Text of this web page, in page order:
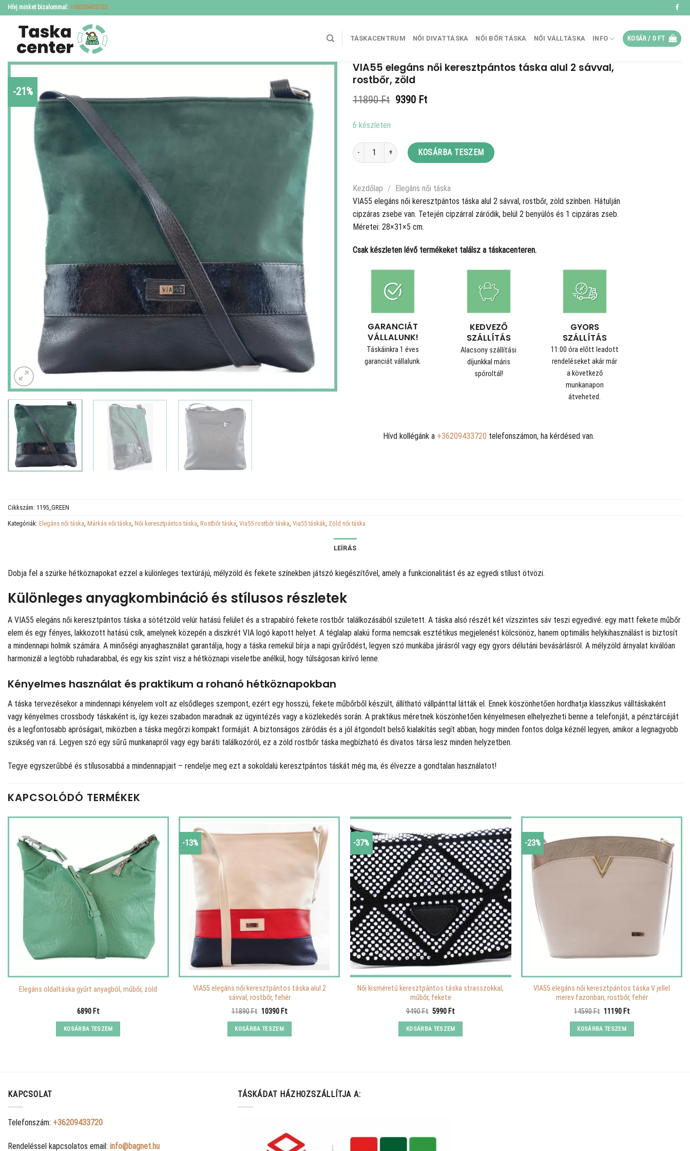
Skip
to
content
Hívj minket bizalommal: +36209433720
TÁSKACENTRUM NŐI DIVATTÁSKA NŐI BŐR TÁSKA NŐI VÁLLTÁSKA INFO KOSÁR / 0 FT
-21%
VIA55 elegáns női keresztpántos táska alul 2 sávval,
rostbőr, zöld
11890Ft Original
9390 FtCurrent
6 készleten
VIA55 elegáns női keresztpántos táska alul 2 sávval, rostbőr, zöld mennyiség
KOSÁRBA TESZEM
Kezdőlap / Elegáns női táska
VIA55 elegáns női keresztpántos táska alul 2 sávval, rostbőr, zöld színben. Hátulján
cipzáras zsebe van. Tetején cipzárral záródik, belül 2 benyúlós és 1 cipzáras zseb.
Méretei: 28×31×5 cm.
Csak készleten lévő termékeket találsz a táskacenteren.
GARANCIÁT
VÁLLALUNK!
Táskáinkra 1 éves
garanciát vállalunk.
KEDVEZŐ
SZÁLLÍTÁS
Alacsony szállítási
díjunkkal máris
spóroltál!
GYORS
SZÁLLÍTÁS
11:00 óra előtt leadott
rendeléseket akár már
a következő
munkanapon
átveheted.
Hívd kollégánk a +36209433720 telefonszámon, ha kérdésed van.
Cikkszám: 1195_GREEN
Kategóriák: Elegáns női táska Márkás női táska Női keresztpántos táska Rostbőr táska Via55 rostbőr táska Via55 táskák Zöld női táska
LEÍRÁS
Dobja fel a szürke hétköznapokat ezzel a különleges textúrájú, mélyzöld és fekete színekben játszó kiegészítővel, amely a funkcionalitást és az egyedi stílust ötvözi.
Különleges anyagkombináció és stílusos részletek
A VIA55 elegáns női keresztpántos táska a sötétzöld velúr hatású felület és a strapabíró fekete rostbőr találkozásából született. A táska alsó részét két vízszintes sáv teszi egyedivé: egy matt fekete műbőr
elem és egy fényes, lakkozott hatású csík, amelynek közepén a diszkrét VIA logó kapott helyet. A téglalap alakú forma nemcsak esztétikus megjelenést kölcsönöz, hanem optimális helykihasználást is biztosít
a mindennapi holmik számára. A minőségi anyaghasználat garantálja, hogy a táska remekül bírja a napi gyűrődést, legyen szó munkába járásról vagy egy gyors délutáni bevásárlásról. A mélyzöld árnyalat kiválóan
harmonizál a legtöbb ruhadarabbal, és egy kis színt visz a hétköznapi viseletbe anélkül, hogy túlságosan kirívó lenne.
Kényelmes használat és praktikum a rohanó hétköznapokban
A táska tervezésekor a mindennapi kényelem volt az elsődleges szempont, ezért egy hosszú, fekete műbőrből készült, állítható vállpánttal látták el. Ennek köszönhetően hordhatja klasszikus válltáskaként
vagy kényelmes crossbody táskaként is, így kezei szabadon maradnak az ügyintézés vagy a közlekedés során. A praktikus méretnek köszönhetően kényelmesen elhelyezheti benne a telefonját, a pénztárcáját
és a legfontosabb apróságait, miközben a táska megőrzi kompakt formáját. A biztonságos záródás és a jól átgondolt belső kialakítás segít abban, hogy minden fontos dolga kéznél legyen, amikor a legnagyobb
szükség van rá. Legyen szó egy sűrű munkanapról vagy egy baráti találkozóról, ez a zöld rostbőr táska megbízható és divatos társa lesz minden helyzetben.
Tegye egyszerűbbé és stílusosabbá a mindennapjait – rendelje meg ezt a sokoldalú keresztpántos táskát még ma, és élvezze a gondtalan használatot!
KAPCSOLÓDÓ TERMÉKEK
Elegáns oldaltáska gyűrt anyagból, műbőr, zöld
6890 Ft
KOSÁRBA TESZEM
-13%
VIA55 elegáns női keresztpántos táska alul 2
sávval, rostbőr, fehér
11890Ft Original
was:
11890 Ft.
10390 FtCurrent
KOSÁRBA TESZEM
-37%
Női kisméretű keresztpántos táska strasszokkal,
műbőr, fekete
9490Ft Original
was:
9490 Ft.
5990 FtCurrent
is:
5990 Ft.
KOSÁRBA TESZEM
-23%
VIA55 elegáns női keresztpántos táska V jellel
merev fazonban, rostbőr, fehér
14590Ft Original
was:
14590 Ft.
11190 FtCurrent
KOSÁRBA TESZEM
KAPCSOLAT
Telefonszám: +36209433720
Rendeléssel kapcsolatos email: info@bagnet.hu
TÁSKÁDAT HÁZHOZSZÁLLÍTJA A: